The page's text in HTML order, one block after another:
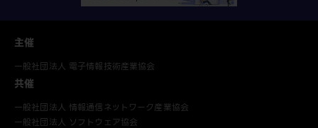
主催
一般社団法人 電子情報技術産業協会
共催
一般社団法人 情報通信ネットワーク産業協会
一般社団法人 ソフトウェア協会